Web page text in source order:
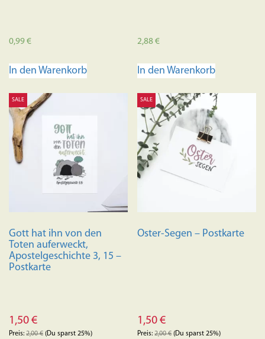
0,99€
In den Warenkorb
2,88€
In den Warenkorb
SALE
Gott hat ihn von den
Toten auferweckt,
Apostelgeschichte 3, 15 –
Postkarte
1,50 €
Preis: 2,00€ (Du sparst 25%)
SALE
Oster-Segen – Postkarte
1,50€
Preis:2,00€(Du sparst 25%)